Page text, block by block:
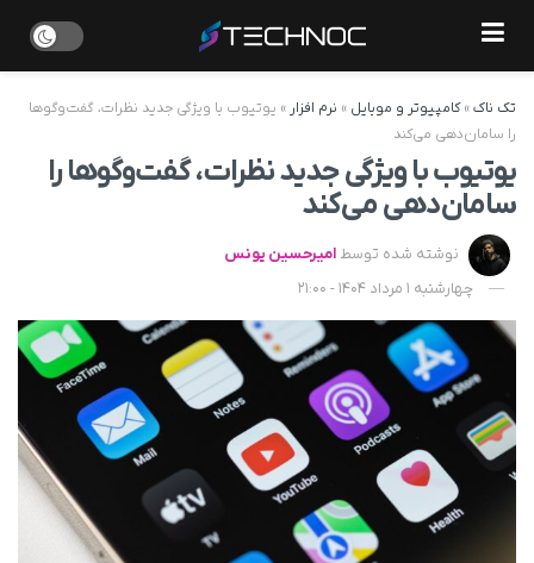
تک ناک»کامپیوتر و موبایل » نرم افزار » یوتیوب با ویژگی جدید نظرات، گفت‌وگوها
را سامان‌دهی می‌کند
یوتیوب با ویژگی جدید نظرات، گفت‌وگوها را
سامان‌دهی می‌کند
نوشته شده توسط امیرحسین یونس
چهارشنبه 1 مرداد 1404 - 21:00